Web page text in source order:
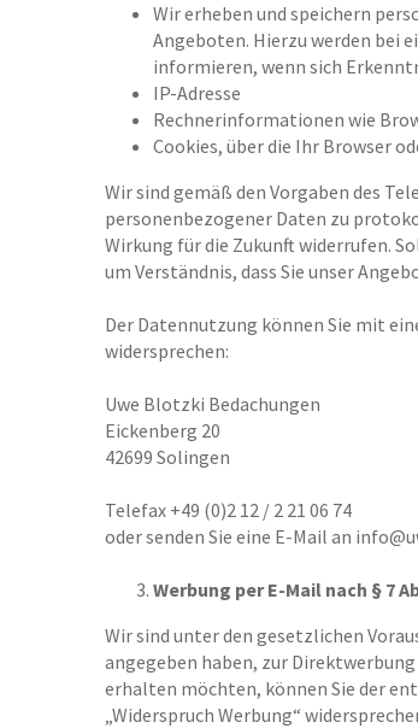
Wir erheben und speichern
Angeboten. Hierzu werden bei
informieren, wenn sich
IP-Adresse
Rechnerinformationen wie
Cookies, über die Ihr Browser
Wir sind gemäß den Vorgaben des
personenbezogener Daten zu
Wirkung für die Zukunft widerrufen.
um Verständnis, dass Sie unser
Der Datennutzung können Sie mit
widersprechen:
Uwe Blotzki Bedachungen
Eickenberg 20
42699 Solingen
Telefax +49 (0)2 12 / 2 21 06 74
oder senden Sie eine E-Mail an
Werbung per E-Mail nach § 7
Wir sind unter den gesetzlichen
angegeben haben, zur
erhalten möchten, können Sie der
„Widerspruch Werbung“